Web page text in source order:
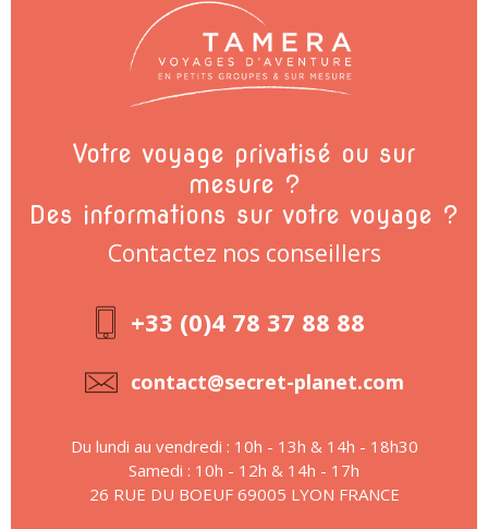
Votre voyage privatisé ou sur
mesure ?
Des informations sur votre voyage ?
Contactez nos conseillers
+33 (0)4 78 37 88 88
contact@secret-planet.com
Du lundi au vendredi : 10h - 13h & 14h - 18h30
Samedi : 10h - 12h & 14h - 17h
26 RUE DU BOEUF 69005 LYON FRANCE